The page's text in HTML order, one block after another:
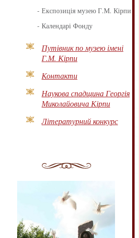
- Експозиція музею Г.М. Кірпи
- Календарі Фонду
Путівник по музею імені
Г.М. Кірпи
Контакти
Наукова спадщина Георгія
Миколайовича Кірпи
Літературний конкурс